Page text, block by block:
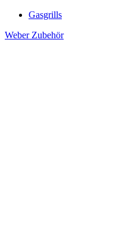
Gasgrills
Weber Zubehör